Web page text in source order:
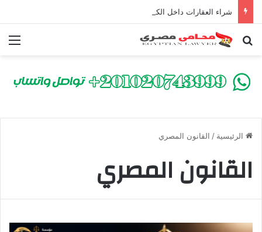
بحث عن
الرئيسية / القانون المصري
القانون المصري